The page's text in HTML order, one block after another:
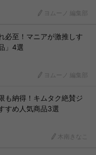
ヨムーノ 編集部
必至！マニアが激推しす
」4選
ヨムーノ 編集部
も納得！キムタク絶賛ジ
すめ人気商品3選
木南きなこ